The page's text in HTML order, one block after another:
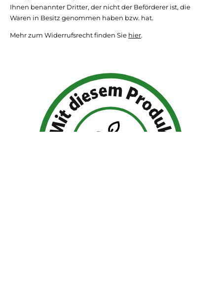
Ihnen benannter Dritter, der nicht der Beförderer ist, die
Waren in Besitz genommen haben bzw. hat.
Mehr zum Widerrufsrecht finden Sie hier.